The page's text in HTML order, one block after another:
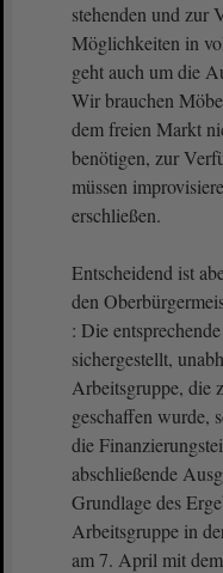
stehenden und zur
Möglichkeiten in
geht auch um die
Wir brauchen
dem freien Markt
benötigen, zur
müssen
erschließen.
Entscheidend ist
den
: Die
sichergestellt,
Arbeitsgruppe, die
geschaffen wurde,
die
abschließende
Grundlage des
Arbeitsgruppe in
am 7. April mit